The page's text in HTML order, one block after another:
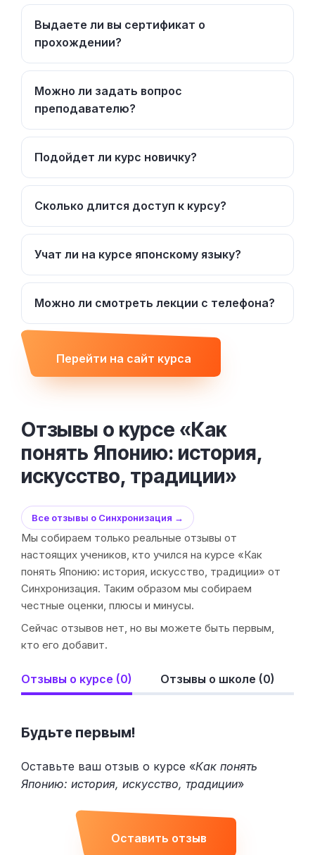
Выдаете ли вы сертификат о
прохождении?
Можно ли задать вопрос
преподавателю?
Подойдет ли курс новичку?
Сколько длится доступ к курсу?
Учат ли на курсе японскому языку?
Можно ли смотреть лекции с телефона?
Перейти на сайт курса
Отзывы о курсе «Как
понять Японию: история,
искусство, традиции»
Все отзывы о Синхронизация →
Мы собираем только реальные отзывы от
настоящих учеников, кто учился на курсе «Как
понять Японию: история, искусство, традиции» от
Синхронизация. Таким образом мы собираем
честные оценки, плюсы и минусы.
Сейчас отзывов нет, но вы можете быть первым,
кто его добавит.
Отзывы о курсе (0) Отзывы о школе (0)
Будьте первым!
Оставьте ваш отзыв о курсе «Как понять
Японию: история, искусство, традиции»
Оставить отзыв